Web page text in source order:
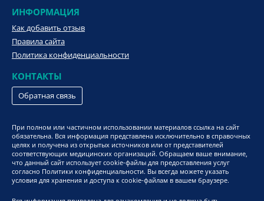
ИНФОРМАЦИЯ
Как добавить отзыв
Правила сайта
Политика конфиденциальности
КОНТАКТЫ
Обратная связь
При полном или частичном использовании материалов ссылка на сайт
обязательна. Вся информация представлена исключительно в справочных
целях и получена из открытых источников или от представителей
соответствующих медицинских организаций. Обращаем ваше внимание,
что данный сайт использует cookie-файлы для предоставления услуг
согласно Политики конфиденциальности. Вы всегда можете указать
условия для хранения и доступа к cookie-файлам в вашем браузере.